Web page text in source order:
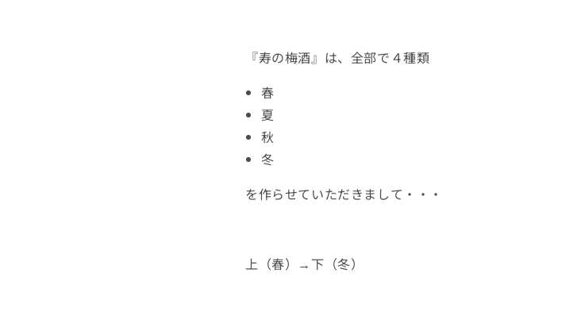
『寿の梅酒』は、全部で ４種類
春
夏
秋
冬
を作らせていただきまして・・・
上（春）→下（冬）